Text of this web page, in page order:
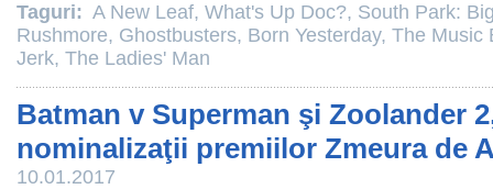
Taguri: A New Leaf, What's Up Doc?, South Park:
Rushmore, Ghostbusters, Born Yesterday, The Music
Jerk, The Ladies' Man
Batman v Superman şi Zoolander
nominalizaţii premiilor Zmeura de
10.01.2017